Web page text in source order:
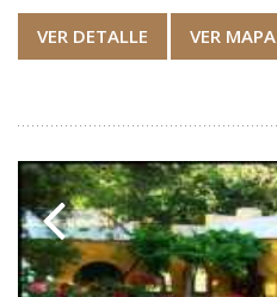
VER DETALLE VER MAPA